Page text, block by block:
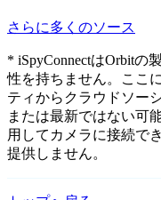
さらに多くのソース
* iSpyConnectはOrbitの
性を持ちません。ここ
ティからクラウドソー
または最新ではない可
用してカメラに接続で
提供しません。